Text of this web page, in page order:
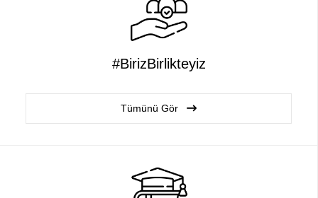
#BirizBirlikteyiz
Tümünü Gör